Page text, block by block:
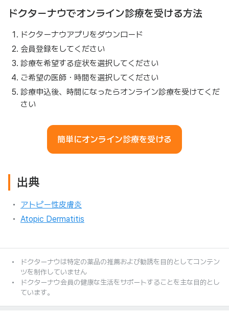
ドクターナウでオンライン診療を受ける方法
ドクターナウアプリをダウンロード
会員登録をしてください
診療を希望する症状を選択してください
ご希望の医師・時間を選択してください
診療申込後、時間になったらオンライン診療を受けてくだ
さい
簡単にオンライン診療を受ける
出典
アトピー性皮膚炎
Atopic Dermatitis
ドクターナウは特定の薬品の推薦および勧誘を目的としてコンテン
ツを制作していません
ドクターナウ会員の健康な生活をサポートすることを主な目的とし
ています。